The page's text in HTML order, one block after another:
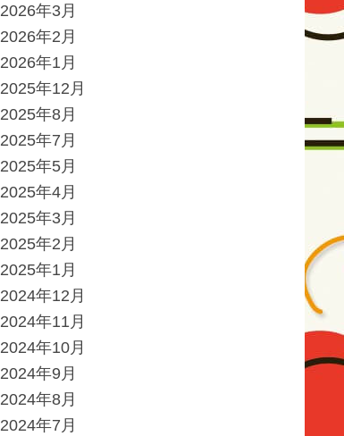
2026年3月
2026年2月
2026年1月
2025年12月
2025年8月
2025年7月
2025年5月
2025年4月
2025年3月
2025年2月
2025年1月
2024年12月
2024年11月
2024年10月
2024年9月
2024年8月
2024年7月